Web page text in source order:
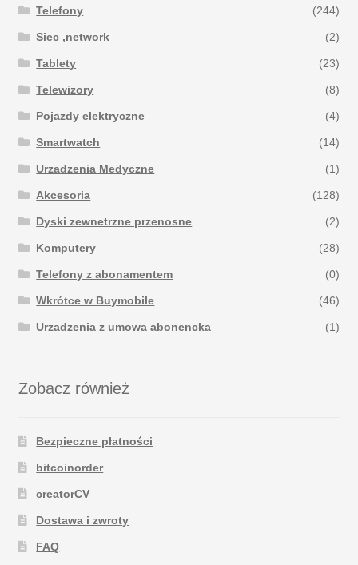
Telefony (244)
Siec ,network (2)
Tablety (23)
Telewizory (8)
Pojazdy elektryczne (4)
Smartwatch (14)
Urzadzenia Medyczne (1)
Akcesoria (128)
Dyski zewnetrzne przenosne (2)
Komputery (28)
Telefony z abonamentem (0)
Wkrótce w Buymobile (46)
Urzadzenia z umowa abonencka (1)
Zobacz również
Bezpieczne płatności
bitcoinorder
creatorCV
Dostawa i zwroty
FAQ